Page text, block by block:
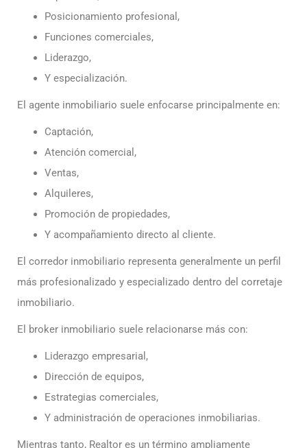
Posicionamiento profesional,
Funciones comerciales,
Liderazgo,
Y especialización.
El agente inmobiliario suele enfocarse principalmente en:
Captación,
Atención comercial,
Ventas,
Alquileres,
Promoción de propiedades,
Y acompañamiento directo al cliente.
El corredor inmobiliario representa generalmente un perfil
más profesionalizado y especializado dentro del corretaje
inmobiliario.
El broker inmobiliario suele relacionarse más con:
Liderazgo empresarial,
Dirección de equipos,
Estrategias comerciales,
Y administración de operaciones inmobiliarias.
Mientras tanto, Realtor es un término ampliamente